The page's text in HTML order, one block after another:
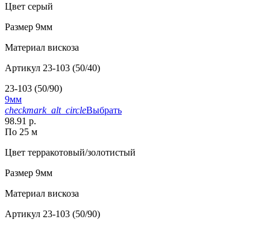
Цвет серый
Размер 9мм
Материал вискоза
Артикул 23-103 (50/40)
23-103 (50/90)
9мм
checkmark_alt_circleВыбрать
98.91 р.
По 25 м
Цвет терракотовый/золотистый
Размер 9мм
Материал вискоза
Артикул 23-103 (50/90)